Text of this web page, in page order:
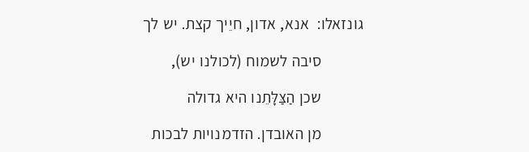
גונזאלו: אנא, אדון, חיֵיך קצת. יש לך
סיבה לשמוח (לכולנו יש),
שכן הַצַּלָּתֵנו היא גדולה
מן האובדן. הזדמנויות לבכות